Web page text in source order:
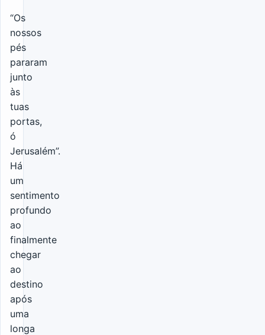
“Os
nossos
pés
pararam
junto
às
tuas
portas,
ó
Jerusalém”.
Há
um
sentimento
profundo
ao
finalmente
chegar
ao
destino
após
uma
longa